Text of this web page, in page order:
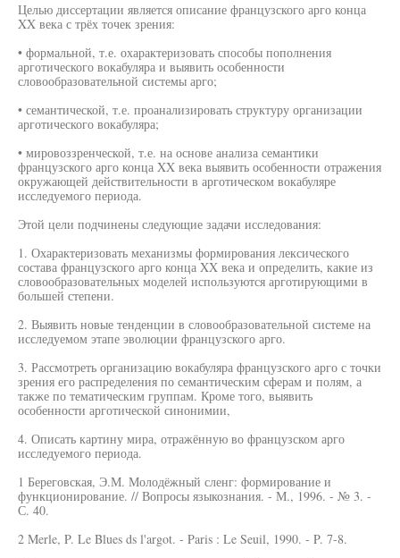
Целью диссертации является описание французского арго конца
XX века с трёх точек зрения:
• формальной, т.е. охарактеризовать способы пополнения
арготического вокабуляра и выявить особенности
словообразовательной системы арго;
• семантической, т.е. проанализировать структуру организации
арготического вокабуляра;
• мировоззренческой, т.е. на основе анализа семантики
французского арго конца XX века выявить особенности отражения
окружающей действительности в арготическом вокабуляре
исследуемого периода.
Этой цели подчинены следующие задачи исследования:
1. Охарактеризовать механизмы формирования лексического
состава французского арго конца XX века и определить, какие из
словообразовательных моделей используются арготирующими в
большей степени.
2. Выявить новые тенденции в словообразовательной системе на
исследуемом этапе эволюции французского арго.
3. Рассмотреть организацию вокабуляра французского арго с точки
зрения его распределения по семантическим сферам и полям, а
также по тематическим группам. Кроме того, выявить
особенности арготической синонимии,
4. Описать картину мира, отражённую во французском арго
исследуемого периода.
1 Береговская, Э.М. Молодёжный сленг: формирование и
функционирование. // Вопросы языкознания. - М., 1996. - № 3. -
С. 40.
2 Merle, P. Le Blues ds l'argot. - Paris : Le Seuil, 1990. - P. 7-8.